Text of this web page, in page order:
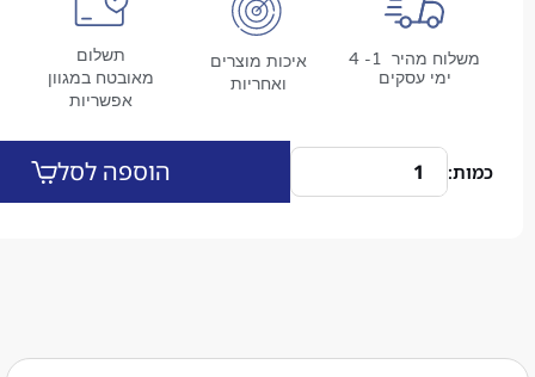
משלוח מהיר 1- 4
איכות מוצרים
תשלום
מאובטח במגוון
הוספה לסל